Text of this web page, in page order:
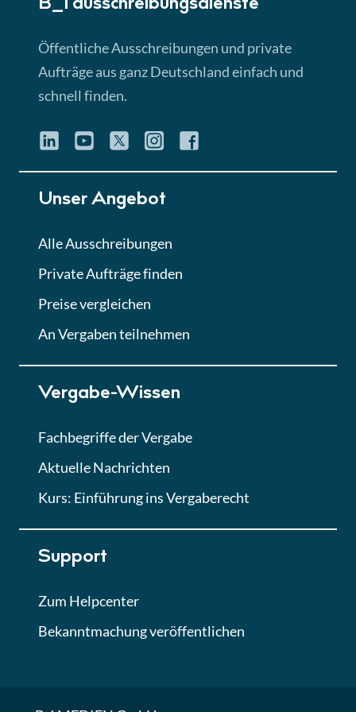
Lektion 3
► 4:31 Min
Quiz
Eignung im Vergabeverfahren
Lektion 6
Abgabe von Angeboten
Lektion
Lektion 7
Finales Quiz
B_I ausschreibungs­dienste
Öffentliche Ausschreibungen und private
Aufträge aus ganz Deutschland einfach und
schnell finden.
Unser Angebot
Alle Ausschreibungen
Private Aufträge finden
Preise vergleichen
An Vergaben teilnehmen
Vergabe-Wissen
Fachbegriffe der Vergabe
Aktuelle Nachrichten
Kurs: Einführung ins Vergaberecht
Support
Zum Helpcenter
Bekanntmachung veröffentlichen